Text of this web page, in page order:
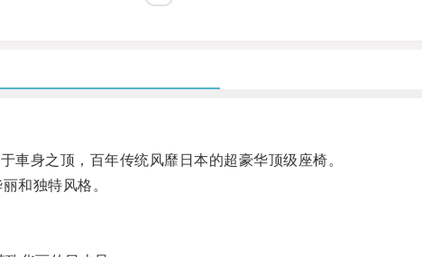
身之顶，百年传统风靡日本的超豪华顶级座椅。
和独特风格。